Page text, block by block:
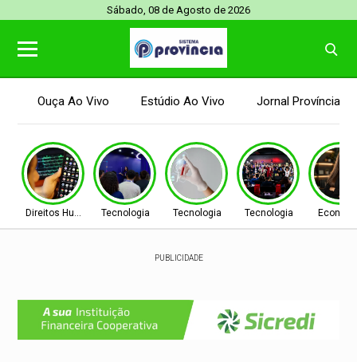
Sábado, 08 de Agosto de 2026
Ouça Ao Vivo Estúdio Ao Vivo Jornal Província
Direitos HumanosTecnologia Tecnologia Tecnologia
PUBLICIDADE